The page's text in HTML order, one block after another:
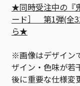
★同時受注中の『
ード］ 第1弾(全
ら★
※画像はデザイン
ザイン・色味が若
後に重要な仕様変